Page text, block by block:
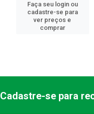
Faça seu login ou
cadastre-se para
ver preços e
comprar
Cadastre-se para